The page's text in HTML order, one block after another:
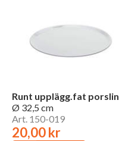
Runt upplägg.fat porslin
Ø 32,5 cm
Art. 150-019
20,00 kr